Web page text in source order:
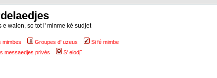
e walon, so tot l' minme ké sudjet
mimbes Groupes d' uzeus
Si fé mimbe
messaedjes privés S' elodjî